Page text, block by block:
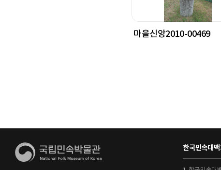
마을신앙2010-00469
한국민속대